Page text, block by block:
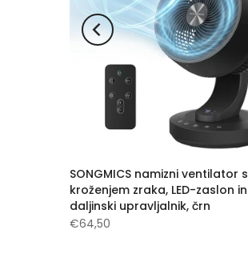
SONGMICS namizni ventilator s
kroženjem zraka, LED-zaslon in
daljinski upravljalnik, črn
€64,50